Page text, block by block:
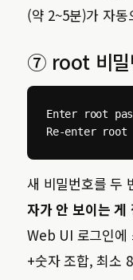
(약 2~5분)가 자
⑦ root 비밀
Enter root
Re-enter root
새 비밀번호를 두
자가 안 보이는 게
Web UI 로그인에
+숫자 조합, 최소